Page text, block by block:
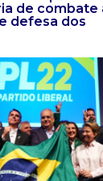
de combate
defesa dos